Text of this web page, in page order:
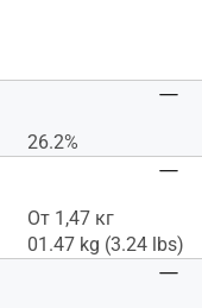
26.2%
От 1,47 кг
01.47 kg (3.24 lbs)